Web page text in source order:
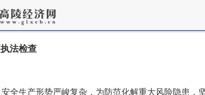
法检查
全生产形势严峻复杂，为防范化解重大风险隐患